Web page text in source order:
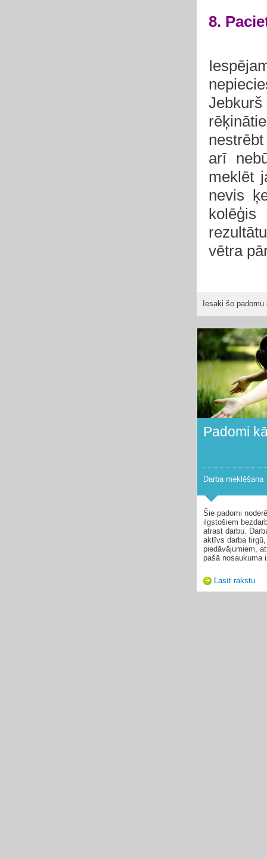
8.
arī
meklēt
nevis
vētra
Iesaki šo
Padomi
Darba meklēšana
Šie padomi
ilgstošiem
atrast darbu.
aktīvs darba
piedāvājumiem,
pašā nosaukuma
Lasīt rakstu